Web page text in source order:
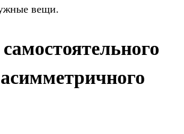
вещи.